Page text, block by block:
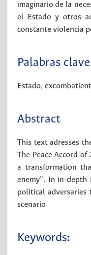
imaginario de la
el Estado y otros
constante violencia
Palabras
Estado,
Abstract
This text adresses
The Peace Accord
a transformation
enemy”. In in-
political
scenario
Keywords: